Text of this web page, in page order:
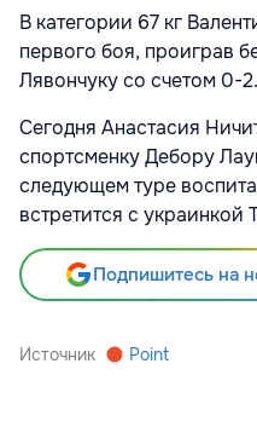
В категории 67 кг
первого боя, проиграв
Лявончуку со счетом 0-2.
Сегодня Анастасия
спортсменку Дебору
следующем туре
встретится с украинкой
Подпишитесь на
Источник Point